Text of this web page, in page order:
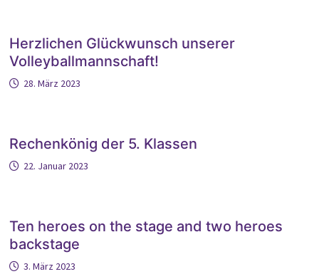
Herzlichen Glückwunsch unserer
Volleyballmannschaft!
28. März 2023
Rechenkönig der 5. Klassen
22. Januar 2023
Ten heroes on the stage and two heroes
backstage
3. März 2023